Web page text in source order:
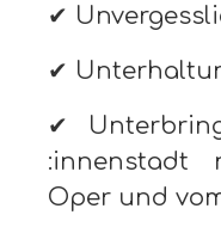
✔
✔
✔
Oper und